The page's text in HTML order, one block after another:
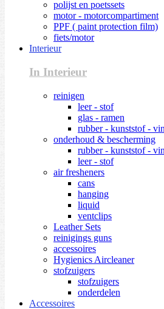
polijst en poetssets
motor - motorcompartiment
PPF ( paint protection film)
fiets/motor
Interieur
In Interieur
reinigen
leer - stof
glas - ramen
rubber - kunststof -
onderhoud & bescherming
rubber - kunststof -
leer - stof
air fresheners
cans
hanging
liquid
ventclips
Leather Sets
reinigings guns
accessoires
Hygienics Aircleaner
stofzuigers
stofzuigers
onderdelen
Accessoires